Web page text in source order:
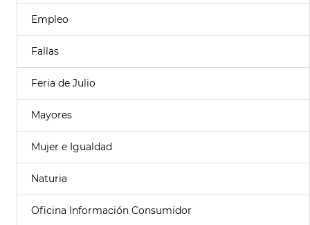
Empleo
Fallas
Feria de Julio
Mayores
Mujer e Igualdad
Naturia
Oficina Información Consumidor